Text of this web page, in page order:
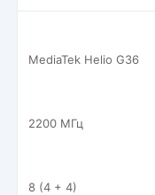
MediaTek Helio G36
2200 МГц
8 (4 + 4)